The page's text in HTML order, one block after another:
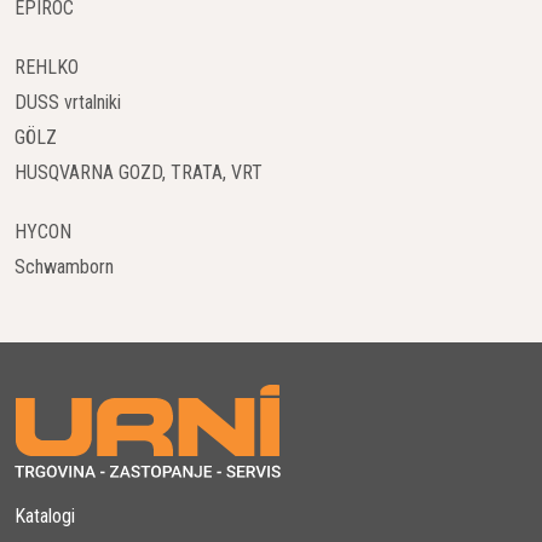
površino, kar povečuje varnost in zmanjšuje
Ergonomske oblike omogočajo udobno uporabo.
Hitra Inštalacija in Priprava:
funkcijami, kot so vodila za rezanje več kosov
materiala hkrati. To povečuje učinkovitost in
pospešuje postopek.
Nastavitve za Različne Kotne Reze:
EPIROC
REHLKO
DUSS vrtalniki
GÖLZ
HUSQVARNA GOZD, TRATA, VRT
HYCON
Schwamborn
Katalogi